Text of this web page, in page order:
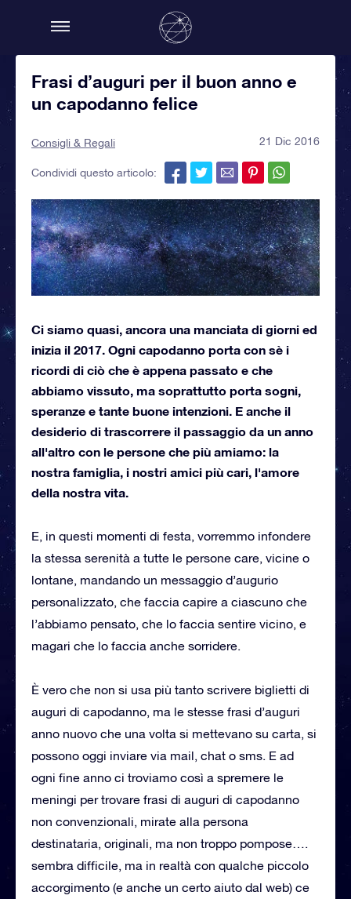
Frasi d’auguri per il buon anno e
un capodanno felice
Consigli & Regali 21 Dic 2016
Condividi questo articolo:
Ci siamo quasi, ancora una manciata di giorni ed
inizia il 2017. Ogni capodanno porta con sè i
ricordi di ciò che è appena passato e che
abbiamo vissuto, ma soprattutto porta sogni,
speranze e tante buone intenzioni. E anche il
desiderio di trascorrere il passaggio da un anno
all'altro con le persone che più amiamo: la
nostra famiglia, i nostri amici più cari, l'amore
della nostra vita.
E, in questi momenti di festa, vorremmo infondere
la stessa serenità a tutte le persone care, vicine o
lontane, mandando un messaggio d’augurio
personalizzato, che faccia capire a ciascuno che
l’abbiamo pensato, che lo faccia sentire vicino, e
magari che lo faccia anche sorridere.
È vero che non si usa più tanto scrivere biglietti di
auguri di capodanno, ma le stesse frasi d’auguri
anno nuovo che una volta si mettevano su carta, si
possono oggi inviare via mail, chat o sms. E ad
ogni fine anno ci troviamo così a spremere le
meningi per trovare frasi di auguri di capodanno
non convenzionali, mirate alla persona
destinataria, originali, ma non troppo pompose….
sembra difficile, ma in realtà con qualche piccolo
accorgimento (e anche un certo aiuto dal web) ce